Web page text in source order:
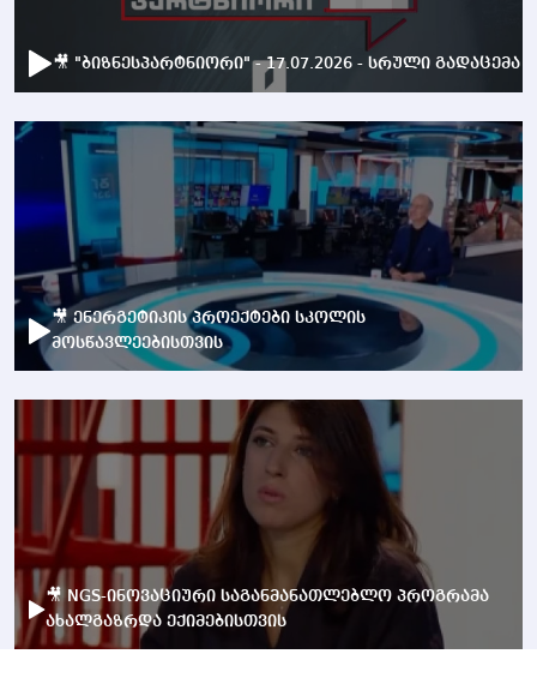
🎥 "ბიზნესპარტნიორი" - 17.07.2026 - სრული გადაცემა
🎥 ენერგეტიკის პროექტები სკოლის
მოსწავლეებისთვის
🎥 NGS-ინოვაციური საგანმანათლებლო პროგრამა
ახალგაზრდა ექიმებისთვის